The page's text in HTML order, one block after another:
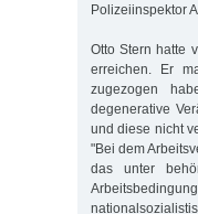
Polizeiinspektor
Otto Stern hatte
erreichen. Er
zugezogen
degenerative
und diese nicht
"Bei dem
das unter